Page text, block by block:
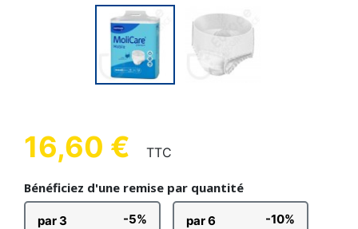
16,60 € TTC
Bénéficiez d'une remise par quantité
par 3 -5% par 6 -10%